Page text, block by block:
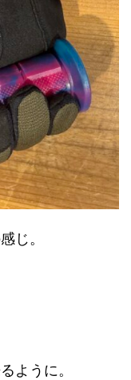
じ。
ように。